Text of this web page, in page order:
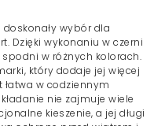
wybór dla
Dzięki wykonaniu w czerni
w różnych kolorach.
który dodaje jej więcej
w codziennym
nie zajmuje wiele
kieszenie, a jej długi